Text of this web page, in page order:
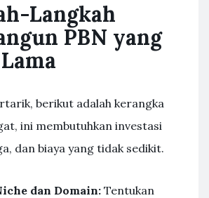
Langkah
PBN yang
berikut adalah kerangka
ini membutuhkan investasi
dan biaya yang tidak sedikit.
dan Domain: Tentukan